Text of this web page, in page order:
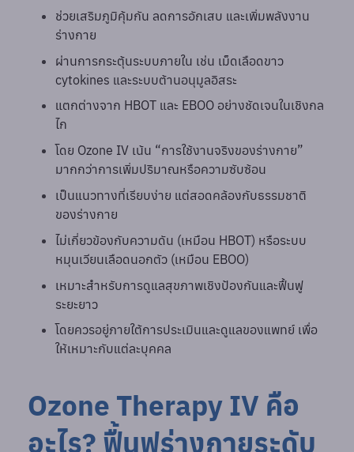
ช่วยเสริมภูมิคุ้มกัน ลดการอักเสบ และเพิ่มพลังงาน
ร่างกาย
ผ่านการกระตุ้นระบบภายใน เช่น เม็ดเลือดขาว
cytokines และระบบต้านอนุมูลอิสระ
แตกต่างจาก HBOT และ EBOO อย่างชัดเจนในเชิงกล
ไก
โดย Ozone IV เน้น “การใช้งานจริงของร่างกาย”
มากกว่าการเพิ่มปริมาณหรือความซับซ้อน
เป็นแนวทางที่เรียบง่าย แต่สอดคล้องกับธรรมชาติ
ของร่างกาย
ไม่เกี่ยวข้องกับความดัน (เหมือน HBOT) หรือระบบ
หมุนเวียนเลือดนอกตัว (เหมือน EBOO)
เหมาะสำหรับการดูแลสุขภาพเชิงป้องกันและฟื้นฟู
ระยะยาว
โดยควรอยู่ภายใต้การประเมินและดูแลของแพทย์ เพื่อ
ให้เหมาะกับแต่ละบุคคล
Ozone Therapy IV คือ
อะไร? ฟื้นฟูร่างกายระดับ